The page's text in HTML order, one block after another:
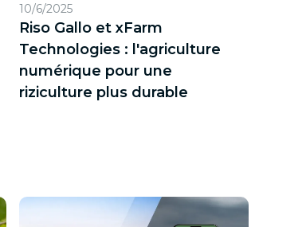
10/6/2025
Riso Gallo et xFarm
Technologies : l'agriculture
numérique pour une
riziculture plus durable